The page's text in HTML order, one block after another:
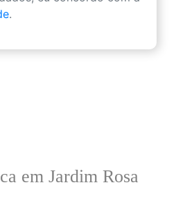
em Jardim Rosa